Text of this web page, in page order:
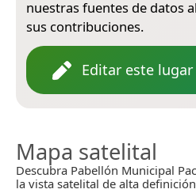
nuestras fuentes de datos
sus contribuciones.
Editar este lugar
Mapa satelital
Descubra Pabellón Municipal
la vista satelital de alta